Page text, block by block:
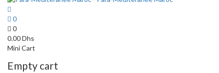
0
0
0.00Dhs
Mini Cart
Empty cart